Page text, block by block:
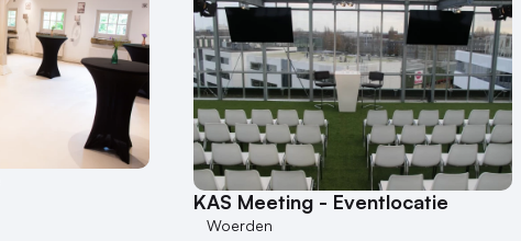
KAS Meeting - Eventlocatie
Woerden